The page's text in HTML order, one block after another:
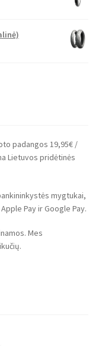
padangos 19,95€ /
Lietuvos pridėtinės
mygtukai,
Pay ir Google Pay.
Mes